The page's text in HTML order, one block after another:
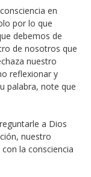
en
por lo que
debemos de
de nosotros que
nuestro
reflexionar y
palabra, note que
a Dios
nuestro
la consciencia